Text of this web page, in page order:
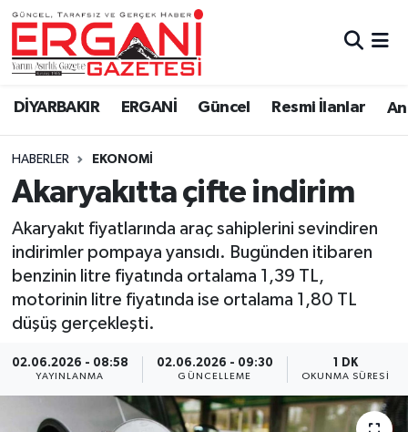
DİYARBAKIR ERGANİ Güncel Resmi İlanlar
HABERLER EKONOMİ
Akaryakıtta çifte indirim
Akaryakıt fiyatlarında araç sahiplerini sevindiren
indirimler pompaya yansıdı. Bugünden itibaren
benzinin litre fiyatında ortalama 1,39 TL,
motorinin litre fiyatında ise ortalama 1,80 TL
düşüş gerçekleşti.
02.06.2026 - 08:58
YAYINLANMA
02.06.2026 - 09:30
GÜNCELLEME
1 DK
OKUNMA SÜRESI
DİYARBAKIR
BİSMİL
BAĞLAR
ERGANİ
Güncel
Eği̇ti̇m
Resmi İlanlar
Sağlık
Spor
Ergani Nöbetçi Eczaneler
Ergani Hava Durumu
Ergani Trafik Yoğunluk Haritası
Süper Lig Puan Durumu ve Fikstür
Tüm Manşetler
Son Dakika Haberleri